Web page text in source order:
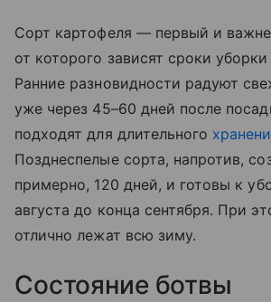
Сорт картофеля — первый и
от которого зависят сроки
Ранние разновидности радуют
уже через 45–60 дней после
подходят для длительного
Позднеспелые сорта, напротив,
примерно, 120 дней, и готовы к
августа до конца сентября. При
отлично лежат всю зиму.
Состояние ботвы